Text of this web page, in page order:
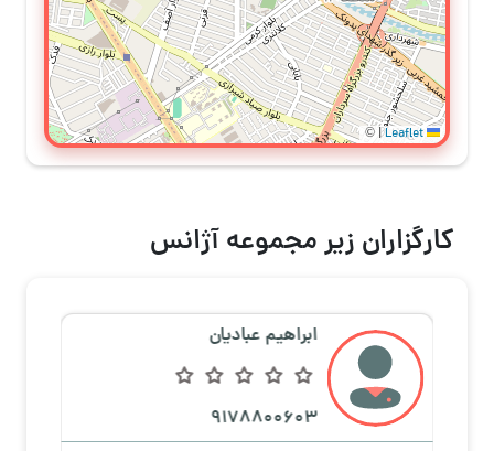
|
©
کارگزاران زیر مجموعه آژانس
ابراهیم عبادیان
9178800603